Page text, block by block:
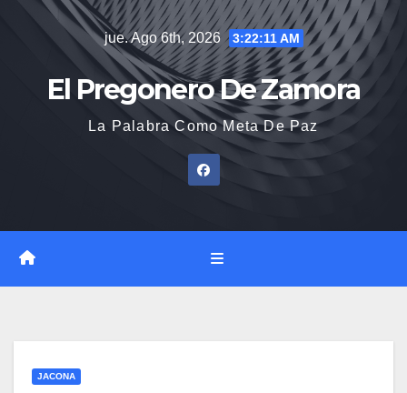
jue. Ago 6th, 2026 3:22:12 AM
El Pregonero De Zamora
La Palabra Como Meta De Paz
JACONA